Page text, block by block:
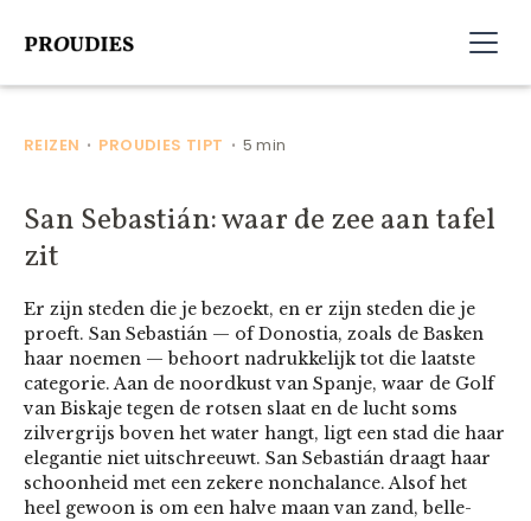
REIZEN • PROUDIES TIPT • 5 min
San Sebastián: waar de zee aan tafel
zit
Er zijn steden die je bezoekt, en er zijn steden die je
proeft. San Sebastián — of Donostia, zoals de Basken
haar noemen — behoort nadrukkelijk tot die laatste
categorie. Aan de noordkust van Spanje, waar de Golf
van Biskaje tegen de rotsen slaat en de lucht soms
zilvergrijs boven het water hangt, ligt een stad die haar
elegantie niet uitschreeuwt. San Sebastián draagt haar
schoonheid met een zekere nonchalance. Alsof het
heel gewoon is om een halve maan van zand, belle-